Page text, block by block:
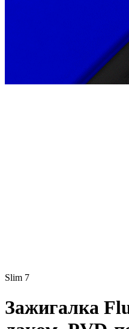
Slim 7
Зажигалка